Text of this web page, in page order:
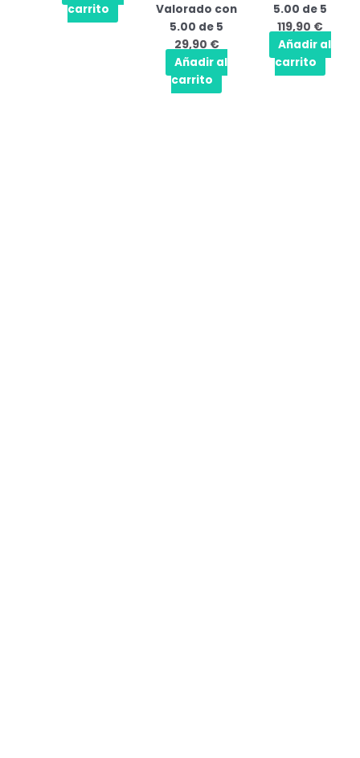
carrito
Valorado con
5.00 de 5
29,90 €
Añadir al
carrito
5.00 de 5
119,90 €
Añadir al
carrito